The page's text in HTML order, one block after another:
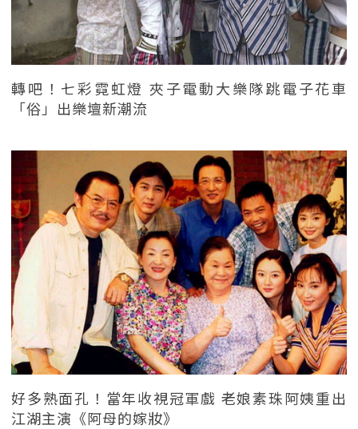
轉吧！七彩霓虹燈 夾子電動大樂隊跳電子花車
「俗」出樂壇新潮流
好多熟面孔！當年收視冠軍戲 老娘素珠阿姨重出
江湖主演《阿母的嫁妝》